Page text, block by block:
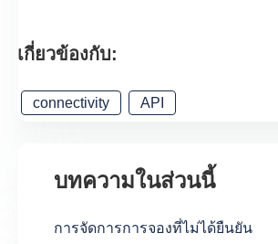
เกี่ยวข้องกับ:
connectivity API
บทความในส่วนนี้
การจัดการการจองที่ไม่ได้ยืนยัน